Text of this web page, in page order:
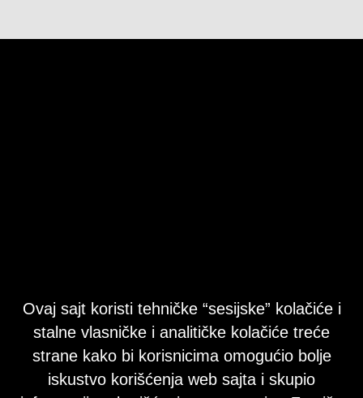
Ovaj sajt koristi tehničke “sesijske” kolačiće i
stalne vlasničke i analitičke kolačiće treće
strane kako bi korisnicima omogućio bolje
iskustvo korišćenja web sajta i skupio